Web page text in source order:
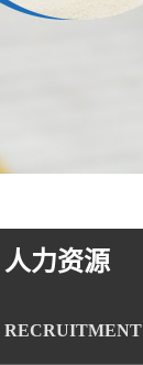
人力资源
RECRUITMENT